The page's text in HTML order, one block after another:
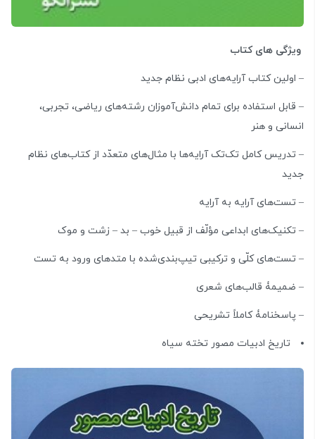
ویژگی های کتاب
– اولین کتاب آرایه‌های ادبی نظام جدید
– قابل استفاده برای تمام دانش‌آموزان رشته‌های ریاضی، تجربی،
انسانی و هنر
– تدریس کامل تک‌تک آرایه‌ها با مثال‌های متعدّد از کتاب‌های نظام
جدید
– تست‌های آرایه به آرایه
– تکنیک‌های ابداعی مؤلّف از قبیل خوب – بد – زشت و موک
– تست‌های کلّی و ترکیبی تیپ‌بندی‌شده با متدهای ورود به تست
– ضمیمۀ قالب‌های شعری
– پاسخنامۀ کاملاً تشریحی
تاریخ ادبیات مصور تخته سیاه